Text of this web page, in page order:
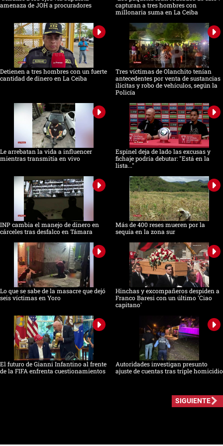
amenaza de JOH a procuradores
capturan a tres hombres con
millonaria suma en La Ceiba
Detienen a tres hombres con un fuerte
cantidad de dinero en La Ceiba
Tres víctimas de Olanchito tenían
antecedentes por venta de sustancias
ilícitas y robo de vehículos, según la
Policía
Le arrebatan la vida a influencer
mientras transmitía en vivo
Espinel deja de lado las excusas y
fichaje podría debutar: "Está en la
lista..."
INP cambia el manejo de dinero en
cárceles tras desfalco en Támara
Más de 400 reses mueren por la
sequía en la zona sur
Lo que se sabe de la masacre que dejó
seis víctimas en Yoro
Hinchas y excompañeros despiden a
Franco Baresi con un último 'Ciao
capitano'
El futuro de Gianni Infantino al frente
de la FIFA enfrenta cuestionamientos
Autoridades investigan presunto
ajuste de cuentas tras triple homicidio
SIGUIENTE